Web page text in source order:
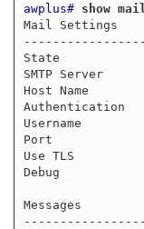
awplus# show mail
Mail Settings
State
SMTP Server
Host Name
Username
Port
Use TLS
Debug
Messages